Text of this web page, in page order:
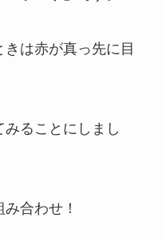
は赤が真っ先に目
ることにしまし
合わせ！